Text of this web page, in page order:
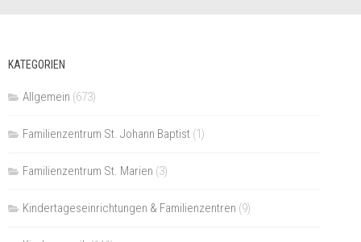
KATEGORIEN
Allgemein (673)
Familienzentrum St. Johann Baptist(1)
Familienzentrum St. Marien (3)
Kindertageseinrichtungen & Familienzentren (9)